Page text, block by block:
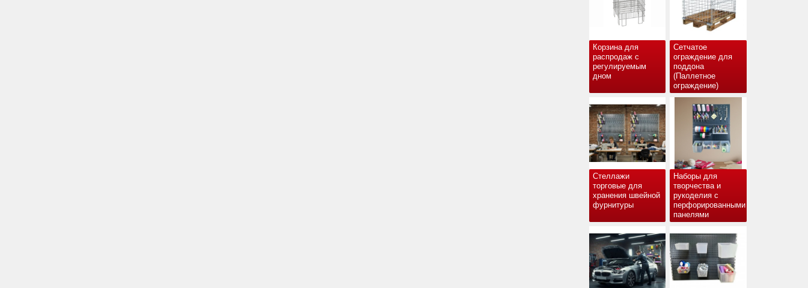
Корзина для
распродаж с
регулируемым
дном
Сетчатое
ограждение для
поддона
(Паллетное
ограждение)
Стеллажи
торговые для
хранения швейной
фурнитуры
Наборы для
творчества и
рукоделия с
перфорированными
панелями